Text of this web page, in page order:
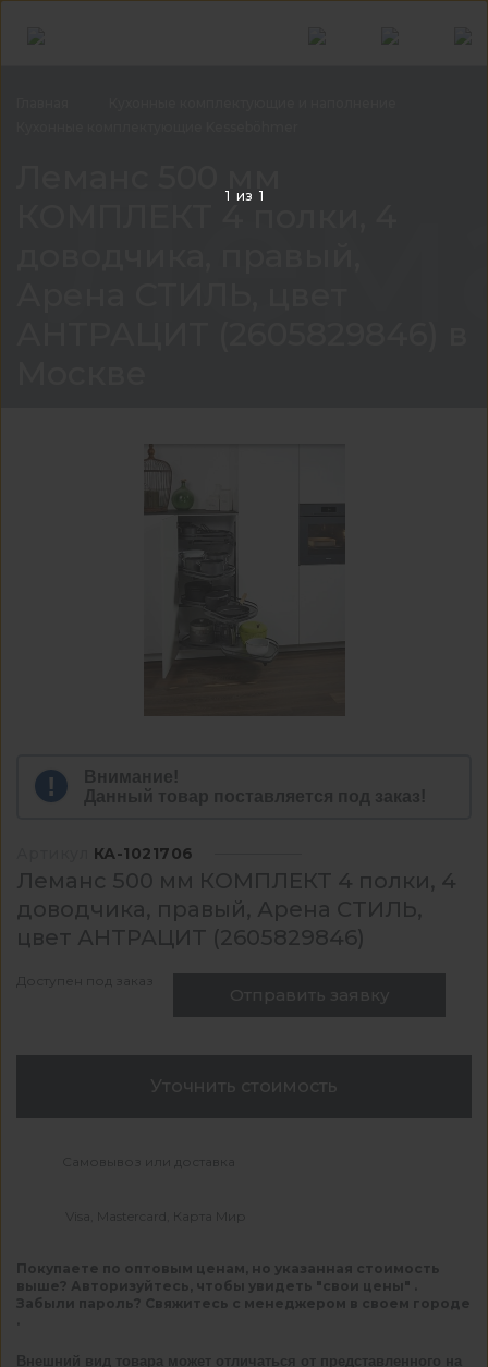
Внимание!
Данный товар поставляется под заказ!
КА-1021706
Леманс 500 мм КОМПЛЕКТ 4 полки, 4
доводчика, правый, Арена СТИЛЬ,
цвет АНТРАЦИТ (2605829846)
Доступен под заказ
Отправить заявку
Уточнить стоимость
Самовывоз или доставка
Visa, Mastercard, Карта Мир
Покупаете по оптовым ценам, но указанная стоимость
выше? Авторизуйтесь, чтобы увидеть "свои цены" .
Забыли пароль? Свяжитесь с менеджером в своем городе
Внешний вид товара может отличаться от представленного на
1 из 1